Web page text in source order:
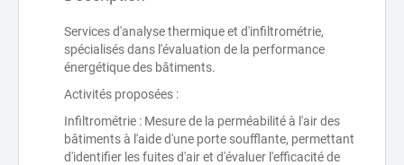
Services d'analyse thermique et d'infiltrométrie,
spécialisés dans l'évaluation de la performance
énergétique des bâtiments.
Activités proposées :
Infiltrométrie : Mesure de la perméabilité à l'air des
bâtiments à l'aide d'une porte soufflante, permettant
d'identifier les fuites d'air et d'évaluer l'efficacité de